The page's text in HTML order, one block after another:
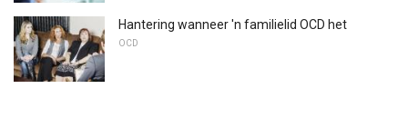
Hantering wanneer 'n familielid OCD het
OCD